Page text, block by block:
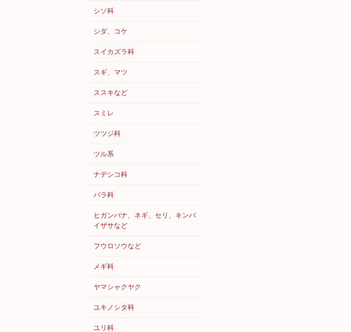
シソ科
シダ、コケ
スイカズラ科
スギ、マツ
ススキなど
スミレ
ツツジ科
ツル系
ナデシコ科
バラ科
ヒガンバナ、ネギ、セリ、キンバ
イザサなど
フウロソウなど
メギ科
ヤマシャクヤク
ユキノシタ科
ユリ科